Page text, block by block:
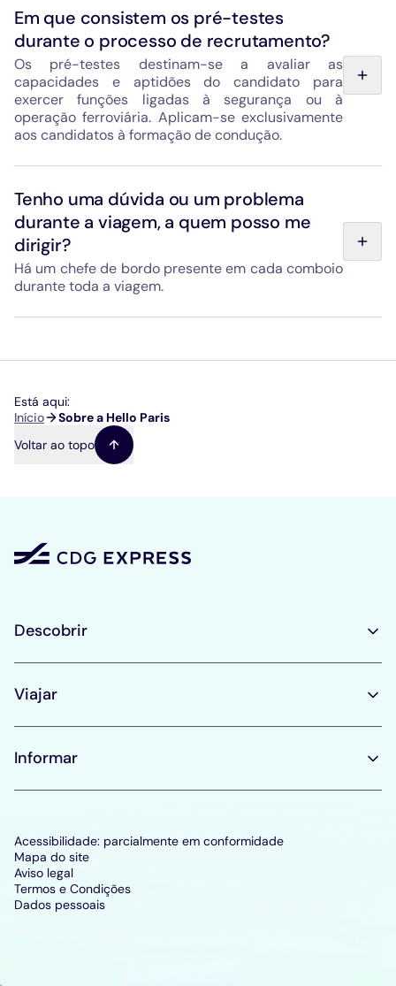
a recrutar para o lançamento do serviço, previsto para
março de 2027. As vagas disponíveis (condução,
manutenção, atendimento, supervisão) podem ser
consultadas na página “Junte-se a nós” ou através de
contacto direto com o departamento de Recursos
Humanos, cujo endereço consta no formulário da página
“Contactos”.
Em que consistem os pré-testes
durante o processo de recrutamento?
Os pré-testes destinam-se a avaliar as
capacidades e aptidões do candidato para
exercer funções ligadas à segurança ou à
operação ferroviária. Aplicam-se exclusivamente
aos candidatos à formação de condução.
simulações de situações reais de trabalho. Estes testes
ajudam a verificar a motivação, a capacidade de reação,
o cumprimento de procedimentos rigorosos, e a
facilidade de aprendizagem. São realizados online e
demoram cerca de 2 horas.
Tenho uma dúvida ou um problema
durante a viagem, a quem posso me
dirigir?
Há um chefe de bordo presente em cada comboio
durante toda a viagem.
Adicionalmente, agentes estão presentes nas estações
para dar assistência ao cliente, desde a primeira até à
última partida do dia.
Está aqui:
Navegação
Início
Sobre a Hello Paris
Voltar ao topo
Descobrir
Viajar
Informar
Acessibilidade: parcialmente em conformidade
Mapa do site
Aviso legal
Termos e Condições
Dados pessoais